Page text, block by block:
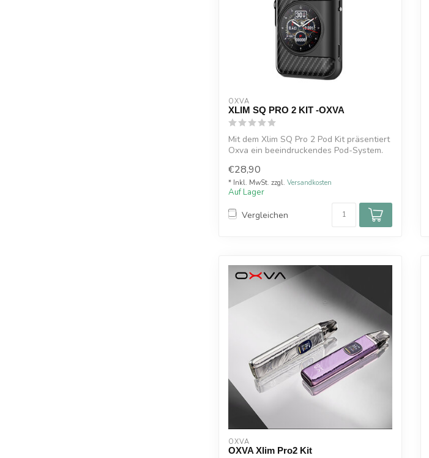
OXVA
XLIM SQ PRO 2 KIT -OXVA
Mit dem Xlim SQ Pro 2 Pod Kit präsentiert
Oxva ein beeindruckendes Pod-System.
€28,90
* Inkl. MwSt. zzgl. Versandkosten
Auf Lager
Vergleichen
OXVA
OXVA Xlim Pro2 Kit